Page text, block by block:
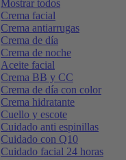
Mostrar todos
Crema facial
Crema antiarrugas
Crema de día
Crema de noche
Aceite facial
Crema BB y CC
Crema de día con color
Crema hidratante
Cuello y escote
Cuidado anti espinillas
Cuidado con Q10
Cuidado facial 24 horas